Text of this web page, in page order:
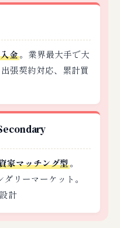
金。業界最大手で大
張契約対応、累計買
家マッチング型。
リーマーケット。
計